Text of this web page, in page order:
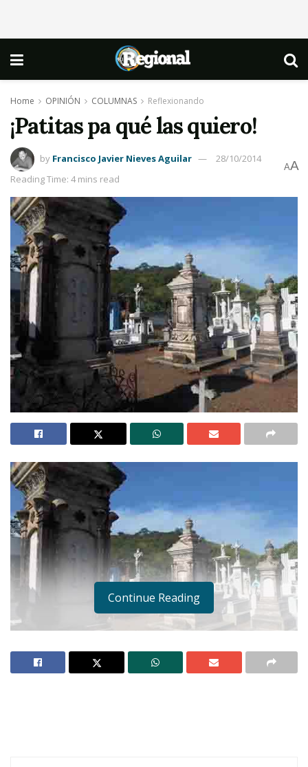
Home OPINIÓN COLUMNAS Reflexionando
¡Patitas pa qué las quiero!
by Francisco Javier Nieves Aguilar
28/10/2014
Reading Time: 4 mins read
AA
Continue Reading